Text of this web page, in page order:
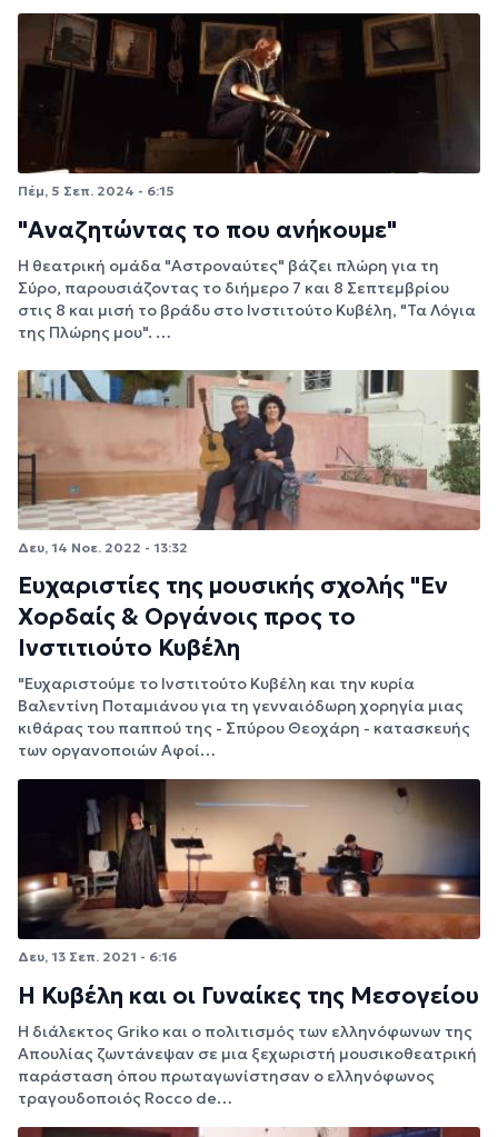
Πέμ, 5 Σεπ. 2024 - 6:15
"Αναζητώντας το που ανήκουμε"
Η θεατρική ομάδα "Αστροναύτες" βάζει πλώρη για τη
Σύρο, παρουσιάζοντας το διήμερο 7 και 8 Σεπτεμβρίου
στις 8 και μισή το βράδυ στο Ινστιτούτο Κυβέλη, "Τα Λόγια
της Πλώρης μου". …
Δευ, 14 Νοε. 2022 - 13:32
Ευχαριστίες της μουσικής σχολής "Εν
Χορδαίς & Οργάνοις προς το
Ινστιτιούτο Κυβέλη
"Ευχαριστούμε το Ινστιτούτο Κυβέλη και την κυρία
Βαλεντίνη Ποταμιάνου για τη γενναιόδωρη χορηγία μιας
κιθάρας του παππού της - Σπύρου Θεοχάρη - κατασκευής
των οργανοποιών Αφοί…
Δευ, 13 Σεπ. 2021 - 6:16
Η Κυβέλη και οι Γυναίκες της Μεσογείου
Η διάλεκτος Griko και ο πολιτισμός των ελληνόφωνων της
Απουλίας ζωντάνεψαν σε μια ξεχωριστή μουσικοθεατρική
παράσταση όπου πρωταγωνίστησαν ο ελληνόφωνος
τραγουδοποιός Rocco de…